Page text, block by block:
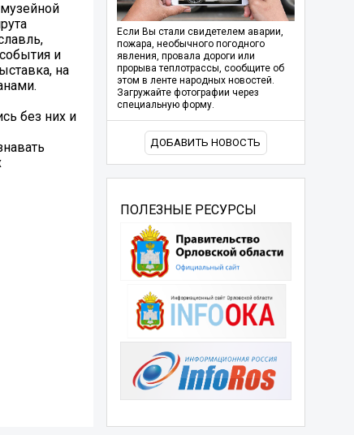
и
на
без них и
Если Вы стали свидетелем аварии,
пожара, необычного погодного
явления, провала дороги или
прорыва теплотрассы, сообщите об
этом в ленте народных новостей.
Загружайте фотографии через
специальную форму.
ДОБАВИТЬ НОВОСТЬ
ПОЛЕЗНЫЕ РЕСУРСЫ